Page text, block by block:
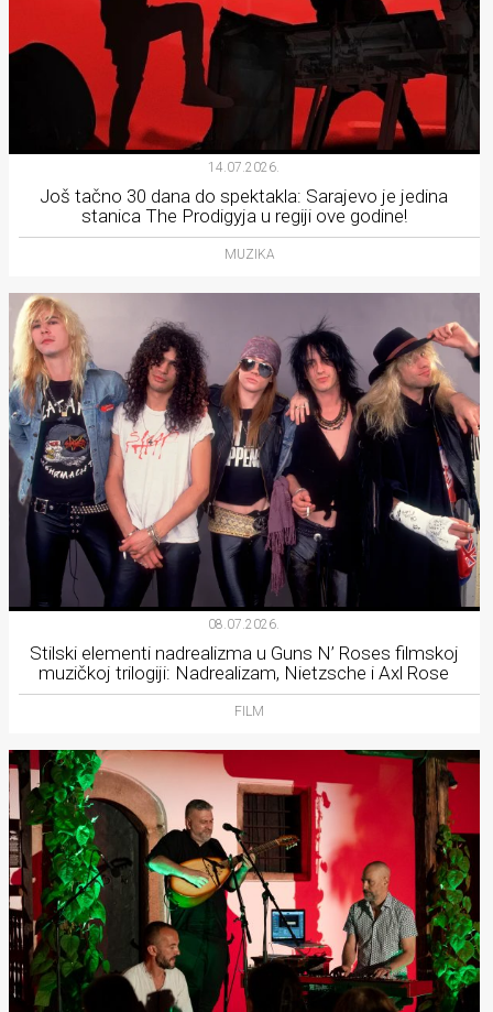
14.07.2026.
Još tačno 30 dana do spektakla: Sarajevo je jedina
stanica The Prodigyja u regiji ove godine!
MUZIKA
08.07.2026.
Stilski elementi nadrealizma u Guns N’ Roses filmskoj
muzičkoj trilogiji: Nadrealizam, Nietzsche i Axl Rose
FILM